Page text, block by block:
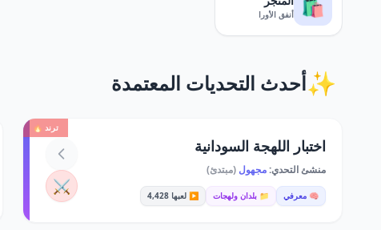
🛍️ أنفق الأورا
✨أحدث التحديات المعتمدة
ترند 🔥
اختبار اللهجة السودانية
منشئ التحدي:مجهول (مبتدئ)
🧠 معرفي 📁 بلدان ولهجات ▶️ لعبها 4,428 ⚔️